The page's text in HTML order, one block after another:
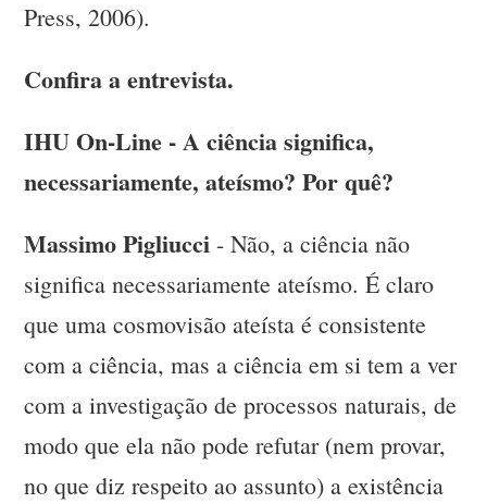
Press, 2006).
Confira a entrevista.
IHU On-Line - A ciência significa,
necessariamente, ateísmo? Por quê?
Massimo Pigliucci - Não, a ciência não
significa necessariamente ateísmo. É claro
que uma cosmovisão ateísta é consistente
com a ciência, mas a ciência em si tem a ver
com a investigação de processos naturais, de
modo que ela não pode refutar (nem provar,
no que diz respeito ao assunto) a existência